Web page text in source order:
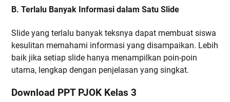
B. Terlalu Banyak Informasi dalam Satu Slide
Slide yang terlalu banyak teksnya dapat membuat siswa
kesulitan memahami informasi yang disampaikan. Lebih
baik jika setiap slide hanya menampilkan poin-poin
utama, lengkap dengan penjelasan yang singkat.
Download PPT PJOK Kelas 3